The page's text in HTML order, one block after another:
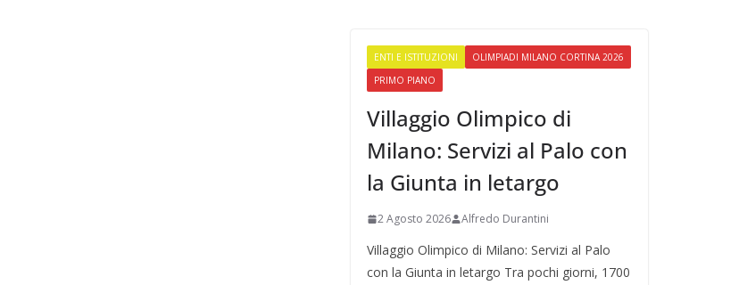
ENTI E ISTITUZIONI
OLIMPIADI MILANO CORTINA 2026
PRIMO PIANO
Villaggio Olimpico di
Milano: Servizi al Palo con
la Giunta in letargo
2 Agosto 2026 Alfredo Durantini
Villaggio Olimpico di Milano: Servizi al Palo
con la Giunta in letargo Tra pochi giorni, 1700